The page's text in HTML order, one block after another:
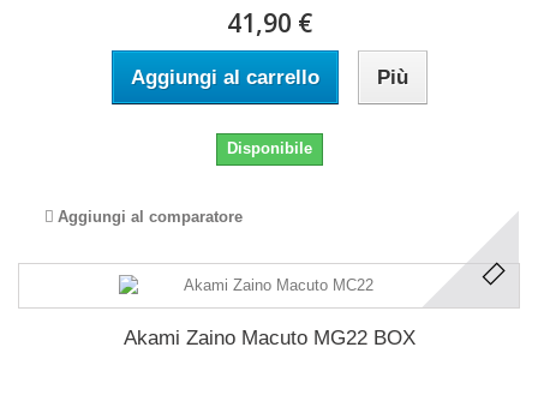
41,90 €
Aggiungi al carrello Più
Disponibile
Aggiungi al comparatore
Akami Zaino Macuto MG22 BOX